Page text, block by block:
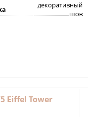
декоративный
шов
Eiffel Tower